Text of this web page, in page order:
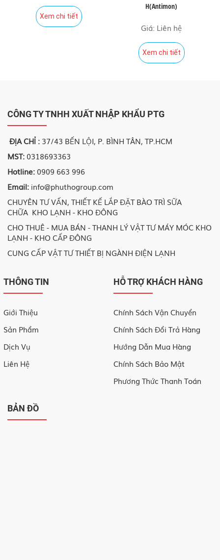
Xem chi tiết
H(Antimon)
Giá: Liên hệ
Xem chi tiết
CÔNG TY TNHH XUẤT NHẬP KHẨU PTG
ĐỊA CHỈ : 37/43 BẾN LỘI, P. BÌNH TÂN, TP.HCM
MST: 0318693363
Hotline: 0909 663 996
Email: info@phuthogroup.com
CHUYÊN TƯ VẤN, THIẾT KẾ LẮP ĐẶT BÀO TRÌ SỮA
CHỮA KHO LẠNH - KHO ĐÔNG
CHO THUÊ - MUA BÁN - THANH LÝ VẬT TƯ MÁY MÓC KHO
LẠNH - KHO CẤP ĐÔNG
CUNG CẤP VẬT TƯ THIẾT BỊ NGÀNH ĐIỆN LẠNH
THÔNG TIN
Giới Thiệu
Sản Phẩm
Dịch Vụ
Liên Hệ
HỖ TRỢ KHÁCH HÀNG
Chính Sách Vận Chuyển
Chính Sách Đổi Trả Hàng
Hướng Dẫn Mua Hàng
Chính Sách Bảo Mật
Phương Thức Thanh Toán
BẢN ĐỒ